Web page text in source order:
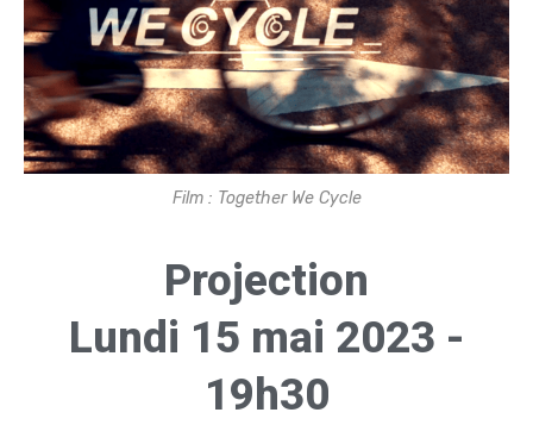
Film : Together We Cycle
Projection
Lundi 15 mai 2023 -
19h30